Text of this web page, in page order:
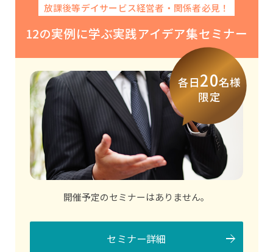
オンライン 2026年12月16日（水）
放課後等デイサービス経営者・関係者必見！
12の実例に学ぶ実践アイデア集セミナー
各日20名様
限定
開催予定のセミナーはありません。
セミナー詳細